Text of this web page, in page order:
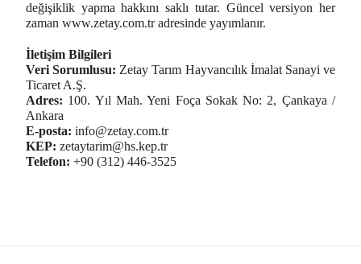
değişiklik yapma hakkını saklı tutar. Güncel versiyon her
zaman www.zetay.com.tradresinde yayımlanır.
İletişim Bilgileri
Veri Sorumlusu: Zetay Tarım Hayvancılık İmalat Sanayi ve
Ticaret A.Ş.
Adres: 100. Yıl Mah. Yeni Foça Sokak No: 2, Çankaya /
Ankara
E-posta: info@zetay.com.tr
KEP: zetaytarim@hs.kep.tr
Telefon: +90 (312) 446-3525